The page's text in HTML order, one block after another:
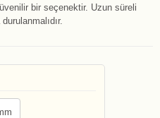
bir seçenektir. Uzun süreli